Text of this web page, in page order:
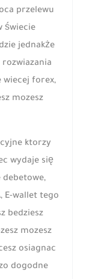
przelewu
świecie
jednakże
wiecej forex,
mozesz
ktorzy
wydaje się
E-wallet tego
bedziesz
mozesz
osiagnac
dogodne